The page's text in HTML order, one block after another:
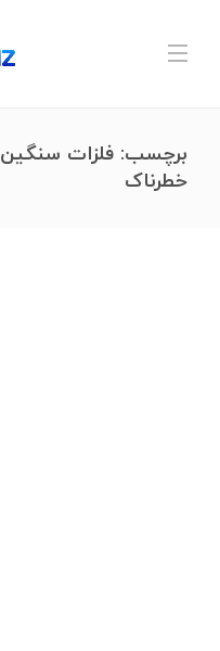
برچسب: فلزات سنگین
خطرناک